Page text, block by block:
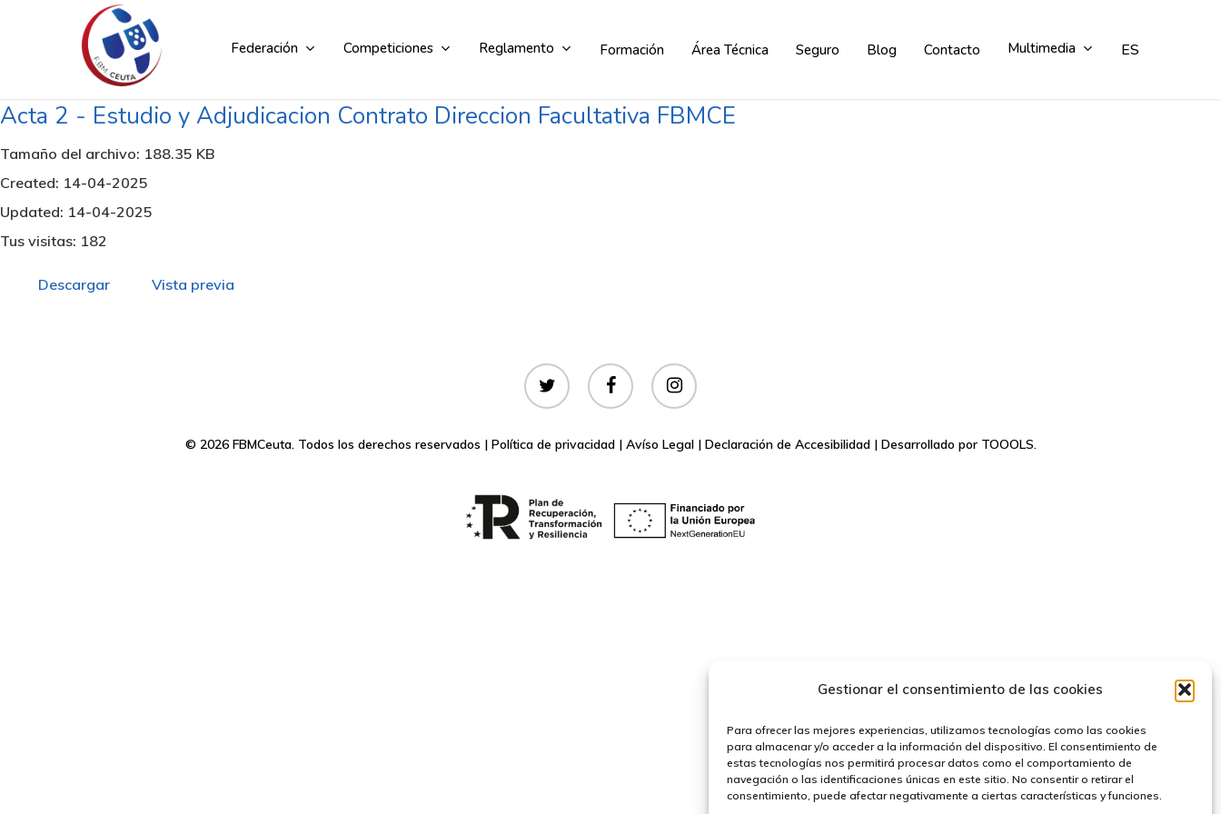
Gestionar el consentimiento de las cookies
Para ofrecer las mejores experiencias, utilizamos tecnologías como las cookies
para almacenar y/o acceder a la información del dispositivo. El consentimiento de
estas tecnologías nos permitirá procesar datos como el comportamiento de
navegación o las identificaciones únicas en este sitio. No consentir o retirar el
consentimiento, puede afectar negativamente a ciertas características y funciones.
Federación Competiciones Reglamento Formación Área Técnica Seguro Blog Contacto Multimedia ES
Acta 2 - Estudio y Adjudicacion Contrato Direccion Facultativa FBMCE
Tamaño del archivo: 188.35 KB
Created: 14-04-2025
Updated: 14-04-2025
Tus visitas: 182
Descargar Vista previa
twitter facebook instagram
© 2026 FBMCeuta. Todos los derechos reservados | Política de privacidad| Avíso Legal| Declaración de Accesibilidad| Desarrollado por TOOOLS.